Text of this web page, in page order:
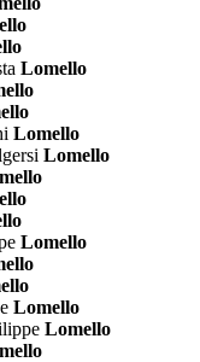
Lomello
Lomello
Lomello
Lomello
Lomello
Lomello